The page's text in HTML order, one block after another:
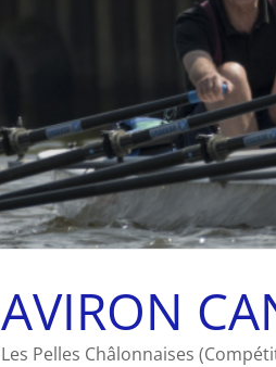
AVIRON
Les Pelles Châlonnaises